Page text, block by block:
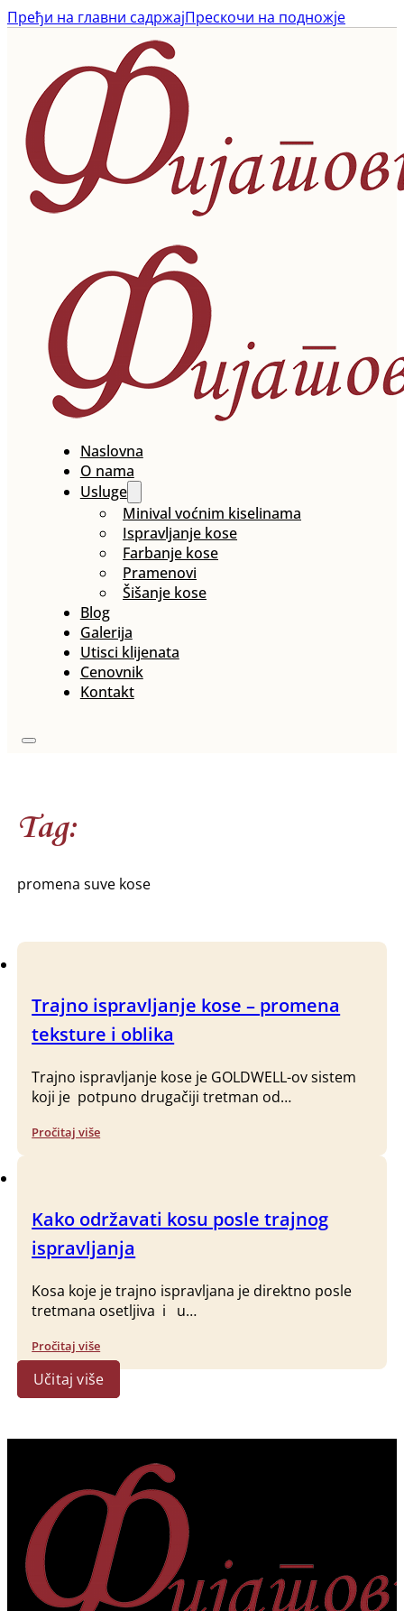
Пређи на главни садржајПрескочи на подножје
Naslovna
O nama
Usluge
Minival voćnim kiselinama
Ispravljanje kose
Farbanje kose
Pramenovi
Šišanje kose
Blog
Galerija
Utisci klijenata
Cenovnik
Kontakt
Tag:
promena suve kose
Trajno ispravljanje kose – promena
teksture i oblika
Trajno ispravljanje kose je GOLDWELL-ov sistem
koji je potpuno drugačiji tretman od…
Pročitaj više
Kako održavati kosu posle trajnog
ispravljanja
Kosa koje je trajno ispravljana je direktno posle
tretmana osetljiva i u…
Pročitaj više
Učitaj više